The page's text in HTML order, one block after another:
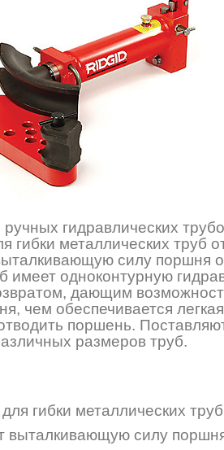
гидравлических
гибки металлических труб
силу поршня
имеет одноконтурную
дающим
чем обеспечивается
поршень.
размеров труб.
гибки металлических
выталкивающую силу